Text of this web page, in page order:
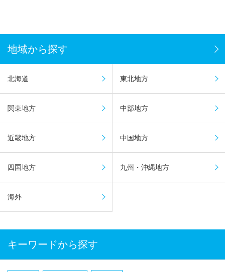
地域から探す
北海道 東北地方
関東地方 中部地方
近畿地方 中国地方
四国地方 九州・沖縄地方
海外
キーワードから探す